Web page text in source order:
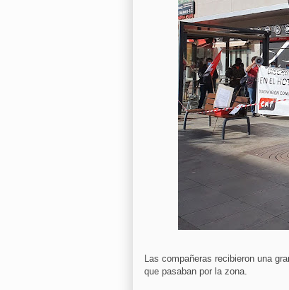
Las compañeras recibieron una
que pasaban por la zona.